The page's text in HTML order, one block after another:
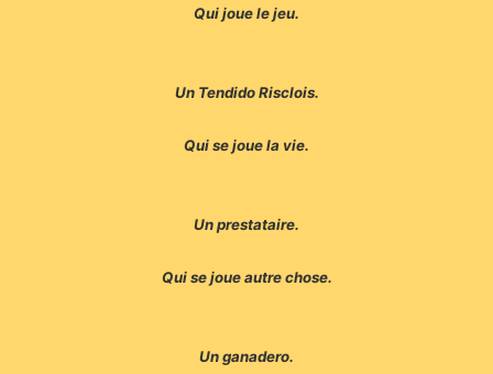
Qui joue le jeu.
Un Tendido Risclois.
Qui se joue la vie.
Un prestataire.
Qui se joue autre chose.
Un ganadero.